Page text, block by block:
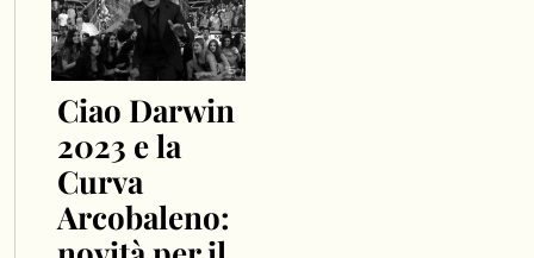
Ciao Darwin
2023 e la
Curva
Arcobaleno: